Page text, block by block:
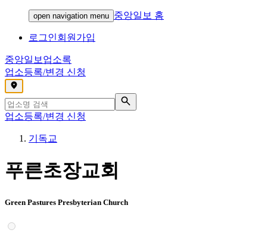
open navigation menu 중앙일보 홈
로그인회원가입
중앙일보 업소록
업소등록/변경 신청
,
업소등록/변경 신청
기독교
푸른초장교회
Green Pastures Presbyterian Church